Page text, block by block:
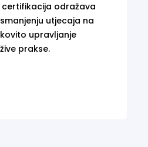
certifikacija odražava
utjecaja na
upravljanje
prakse.